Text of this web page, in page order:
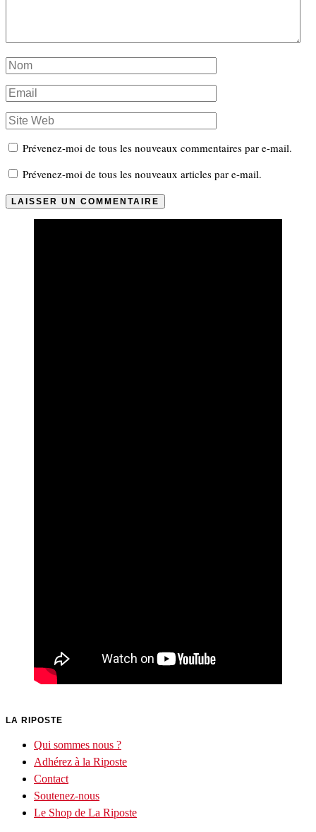
Prévenez-moi de tous les nouveaux commentaires par e-mail.
Prévenez-moi de tous les nouveaux articles par e-mail.
LA RIPOSTE
Qui sommes nous ?
Adhérez à la Riposte
Contact
Soutenez-nous
Le Shop de La Riposte